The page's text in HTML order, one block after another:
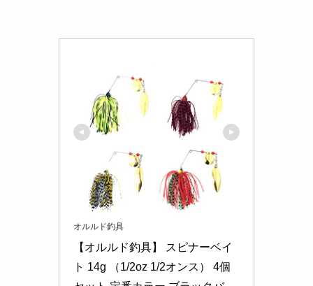
オルルド釣具
【オルルド釣具】 スピナーベイ
ト 14g （1/2oz 1/2オンス） 4個